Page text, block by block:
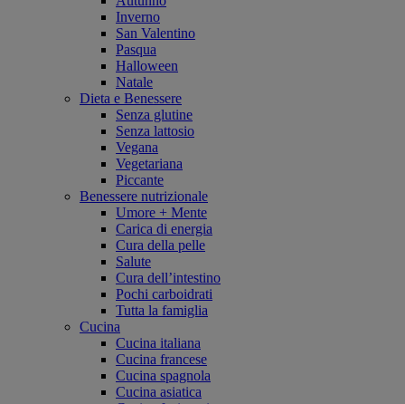
Inverno
San Valentino
Pasqua
Halloween
Natale
Dieta e Benessere
Senza glutine
Senza lattosio
Vegana
Vegetariana
Piccante
Benessere nutrizionale
Umore + Mente
Carica di energia
Cura della pelle
Salute
Cura dell’intestino
Pochi carboidrati
Tutta la famiglia
Cucina
Cucina italiana
Cucina francese
Cucina spagnola
Cucina asiatica